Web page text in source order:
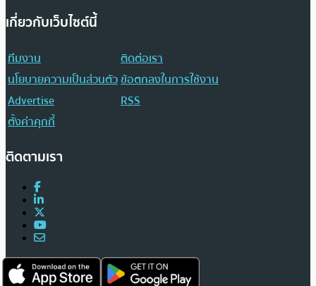
เกี่ยวกับเว็บไซต์นี้
ทีมงาน
ติดต่อเรา
นโยบายความเป็นส่วนตัวข้อตกลงในการใช้งาน
Advertise
RSS
ตั้งค่าคุกกี้
ติดตามเรา